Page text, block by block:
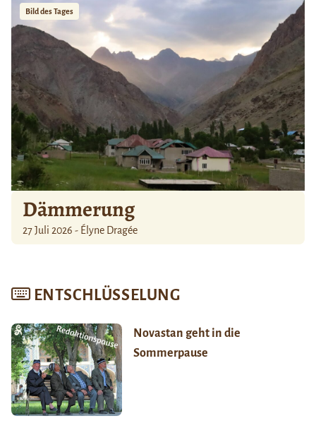
Bild des Tages
Dämmerung
27 Juli 2026 - Élyne Dragée
ENTSCHLÜSSELUNG
Novastan geht in die
Sommerpause